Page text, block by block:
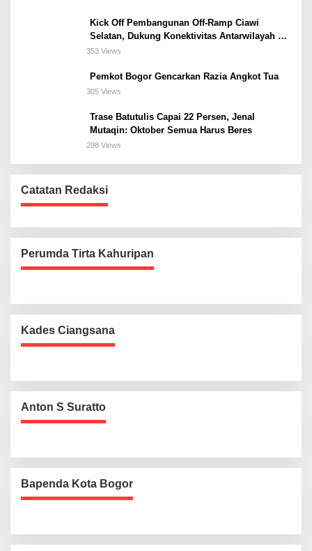
Kick Off Pembangunan Off-Ramp Ciawi
Selatan, Dukung Konektivitas Antarwilayah di
Bogor Selatan
353 Views
Pemkot Bogor Gencarkan Razia Angkot Tua
305 Views
Trase Batutulis Capai 22 Persen, Jenal
Mutaqin: Oktober Semua Harus Beres
298 Views
Catatan Redaksi
Perumda Tirta Kahuripan
Kades Ciangsana
Anton S Suratto
Bapenda Kota Bogor